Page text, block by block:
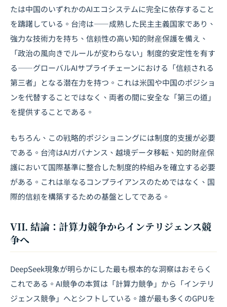
たは中国のいずれかのAIエコシステムに完全に依存すること
を躊躇している。台湾は――成熟した民主主義国家であり、
強力な技術力を持ち、信頼性の高い知的財産保護を備え、
「政治の風向きでルールが変わらない」制度的安定性を有す
る――グローバルAIサプライチェーンにおける「信頼される
第三者」となる潜在力を持つ。これは米国や中国のポジショ
ンを代替することではなく、両者の間に安全な「第三の道」
を提供することである。
もちろん、この戦略的ポジショニングには制度的支援が必要
である。台湾はAIガバナンス 、 越境データ移転 、知的財産保
護において国際基準に整合した制度的枠組みを確立する必要
がある。これは単なるコンプライアンスのためではなく、国
際的信頼を構築するための基盤としてである。
VII. 結論：計算力競争からインテリジェンス競
争へ
DeepSeek現象が明らかにした最も根本的な洞察はおそらく
これである。AI競争の本質は「計算力競争」から「インテリ
ジェンス競争」へとシフトしている。誰が最も多くのGPUを